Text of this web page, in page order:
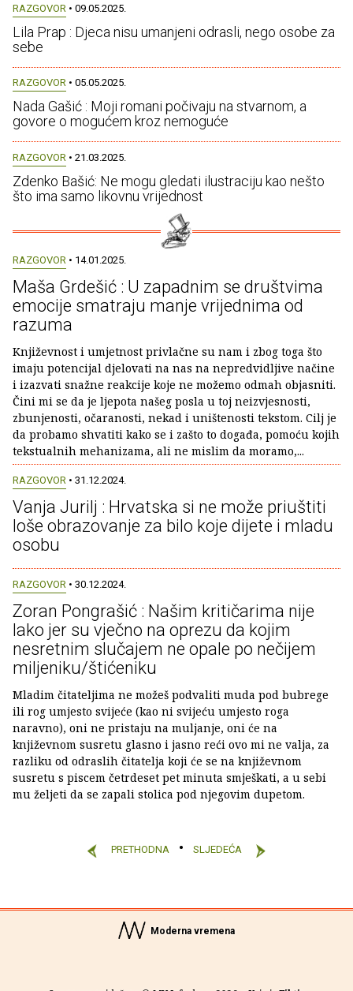
RAZGOVOR • 09.05.2025.
Lila Prap : Djeca nisu umanjeni odrasli, nego osobe za
sebe
RAZGOVOR • 05.05.2025.
Nada Gašić : Moji romani počivaju na stvarnom, a
govore o mogućem kroz nemoguće
RAZGOVOR • 21.03.2025.
Zdenko Bašić: Ne mogu gledati ilustraciju kao nešto
što ima samo likovnu vrijednost
RAZGOVOR • 14.01.2025.
Maša Grdešić : U zapadnim se društvima
emocije smatraju manje vrijednima od
razuma
Književnost i umjetnost privlačne su nam i zbog toga što
imaju potencijal djelovati na nas na nepredvidljive načine
i izazvati snažne reakcije koje ne možemo odmah objasniti.
Čini mi se da je ljepota našeg posla u toj neizvjesnosti,
zbunjenosti, očaranosti, nekad i uništenosti tekstom. Cilj je
da probamo shvatiti kako se i zašto to događa, pomoću kojih
tekstualnih mehanizama, ali ne mislim da moramo,...
RAZGOVOR • 31.12.2024.
Vanja Jurilj : Hrvatska si ne može priuštiti
loše obrazovanje za bilo koje dijete i mladu
osobu
RAZGOVOR • 30.12.2024.
Zoran Pongrašić : Našim kritičarima nije
lako jer su vječno na oprezu da kojim
nesretnim slučajem ne opale po nečijem
miljeniku/štićeniku
Mladim čitateljima ne možeš podvaliti muda pod bubrege
ili rog umjesto svijeće (kao ni svijeću umjesto roga
naravno), oni ne pristaju na muljanje, oni će na
književnom susretu glasno i jasno reći ovo mi ne valja, za
razliku od odraslih čitatelja koji će se na književnom
susretu s piscem četrdeset pet minuta smješkati, a u sebi
mu željeti da se zapali stolica pod njegovim dupetom.
PRETHODNA SLJEDEĆA
Moderna vremena